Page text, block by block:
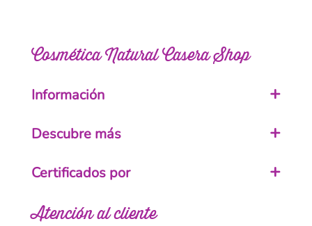
Cosmética Natural Casera Shop
Información
Descubre más
Atención al cliente
Certificados por